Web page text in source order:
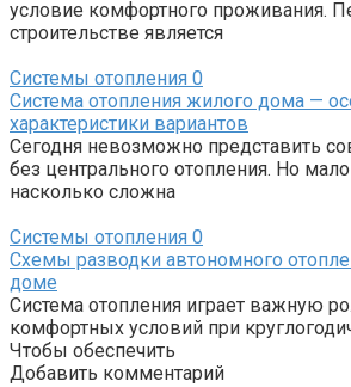
условие комфортного проживания.
строительстве является
Системы отопления 0
Система отопления жилого дома —
характеристики вариантов
Сегодня невозможно представить
без центрального отопления. Но мало
насколько сложна
Системы отопления 0
Схемы разводки автономного
доме
Система отопления играет важную
комфортных условий при
Чтобы обеспечить
Добавить комментарий